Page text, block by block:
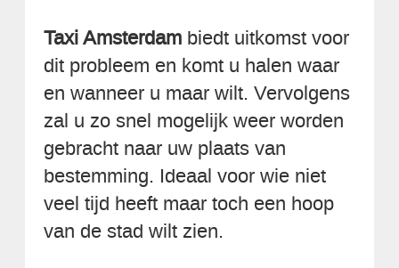
Taxi Amsterdam biedt uitkomst voor
dit probleem en komt u halen waar
en wanneer u maar wilt. Vervolgens
zal u zo snel mogelijk weer worden
gebracht naar uw plaats van
bestemming. Ideaal voor wie niet
veel tijd heeft maar toch een hoop
van de stad wilt zien.